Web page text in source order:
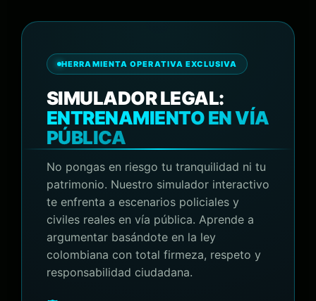
HERRAMIENTA OPERATIVA EXCLUSIVA
SIMULADOR LEGAL:
ENTRENAMIENTO EN VÍA
PÚBLICA
No pongas en riesgo tu tranquilidad ni tu
patrimonio. Nuestro simulador interactivo
te enfrenta a escenarios policiales y
civiles reales en vía pública. Aprende a
argumentar basándote en la ley
colombiana con total firmeza, respeto y
responsabilidad ciudadana.